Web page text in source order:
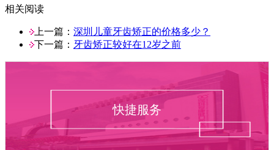
相关阅读
上一篇： 深圳儿童牙齿矫正的价格多少？
下一篇： 牙齿矫正较好在12岁之前
快捷服务